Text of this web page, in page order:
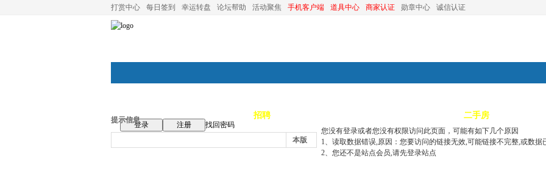
打赏中心 每日签到 幸运转盘 论坛帮助 活动聚焦 手机客户端 道具中心 商家认证 勋章中心 诚信认证
论坛首页 招聘 二手房
登录 注册
找回密码
本版
提示信息
您没有登录或者您没有权限访问此页面，可能有如下几个原因
1、读取数据错误,原因：您要访问的链接无效,可能链接不完整,或数据
2、您还不是站点会员,请先登录站点